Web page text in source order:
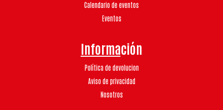
Calendario de eventos
Eventos
Información
Política de devolucion
Aviso de privacidad
Nosotros